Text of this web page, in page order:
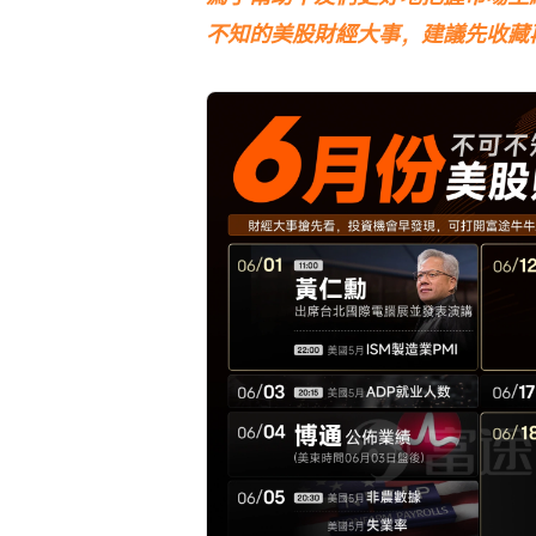
不知的美股財經大事，建議先收藏